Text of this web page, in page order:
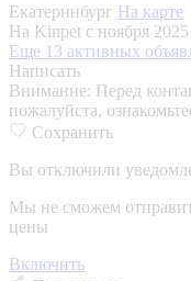
Екатеринбург На карте
На Kinpet c ноября 2025
Еще 13 активных
Написать
Внимание: Перед
пожалуйста,
Сохранить
Вы отключили
Мы не сможем
цены
Включить